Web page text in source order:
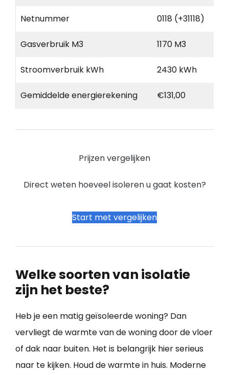
Netnummer 0118 (+31118)
Gasverbruik M3 1170 M3
Stroomverbruik kWh 2430 kWh
Gemiddelde energierekening €131,00
Prijzen vergelijken
Direct weten hoeveel isoleren u gaat kosten?
Start met vergelijken
Welke soorten van isolatie
zijn het beste?
Heb je een matig geïsoleerde woning? Dan
vervliegt de warmte van de woning door de vloer
of dak naar buiten. Het is belangrijk hier serieus
naar te kijken. Houd de warmte in huis. Moderne